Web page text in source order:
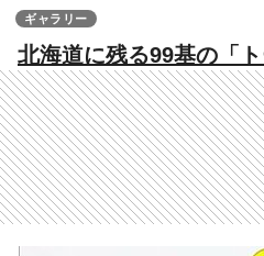
北海道に残る99基の「
阻止のための陣地 海岸
人”【北海道発】
ギャラリー